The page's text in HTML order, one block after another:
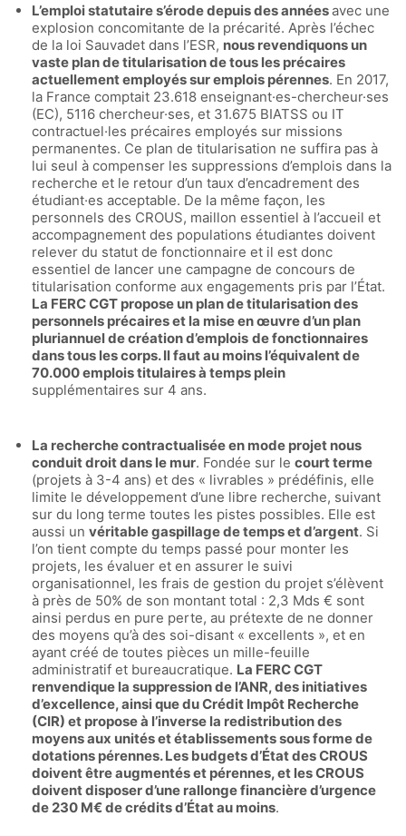
L’emploi statutaire s’érode depuis des annéesavec une
explosion concomitante de la précarité. Après l’échec
de la loi Sauvadet dans l’ESR, nous revendiquons un
vaste plan de titularisation de tous les précaires
actuellement employés sur emplois pérennes. En 2017,
la France comptait 23.618 enseignant·es-chercheur·ses
(EC), 5116 chercheur·ses, et 31.675 BIATSS ou IT
contractuel·les précaires employés sur missions
permanentes. Ce plan de titularisation ne suffira pas à
lui seul à compenser les suppressions d’emplois dans la
recherche et le retour d’un taux d’encadrement des
étudiant·es acceptable. De la même façon, les
personnels des CROUS, maillon essentiel à l’accueil et
accompagnement des populations étudiantes doivent
relever du statut de fonctionnaire et il est donc
essentiel de lancer une campagne de concours de
titularisation conforme aux engagements pris par l’État.
La FERC CGT propose un plan de titularisation des
personnels précaires et la mise en œuvre d’un plan
pluriannuel de création d’emplois de fonctionnaires
dans tous les corps.Il faut au moins l’équivalent de
70.000 emplois titulaires à temps plein
supplémentaires sur 4 ans.
La recherche contractualisée en mode projet nous
conduit droit dans le mur. Fondée sur le court terme
(projets à 3-4 ans) et des « livrables » prédéfinis, elle
limite le développement d’une libre recherche, suivant
sur du long terme toutes les pistes possibles. Elle est
aussi un véritable gaspillage de temps et d’argent. Si
l’on tient compte du temps passé pour monter les
projets, les évaluer et en assurer le suivi
organisationnel, les frais de gestion du projet s’élèvent
à près de 50% de son montant total : 2,3 Mds € sont
ainsi perdus en pure perte, au prétexte de ne donner
des moyens qu’à des soi-disant « excellents », et en
ayant créé de toutes pièces un mille-feuille
administratif et bureaucratique. La FERC CGT
renvendique la suppression de l’ANR, des initiatives
d’excellence, ainsi que du Crédit Impôt Recherche
(CIR) et propose à l’inverse la redistribution des
moyens aux unités et établissements sous forme de
dotations pérennes. Les budgets d’État des CROUS
doivent être augmentés et pérennes, et les CROUS
doivent disposer d’une rallonge financière d’urgence
de 230 M€ de crédits d’État au moins.